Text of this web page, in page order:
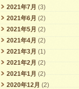
2021年7月 (3)
2021年6月 (2)
2021年5月 (2)
2021年4月 (2)
2021年3月 (1)
2021年2月 (2)
2021年1月 (2)
2020年12月 (2)